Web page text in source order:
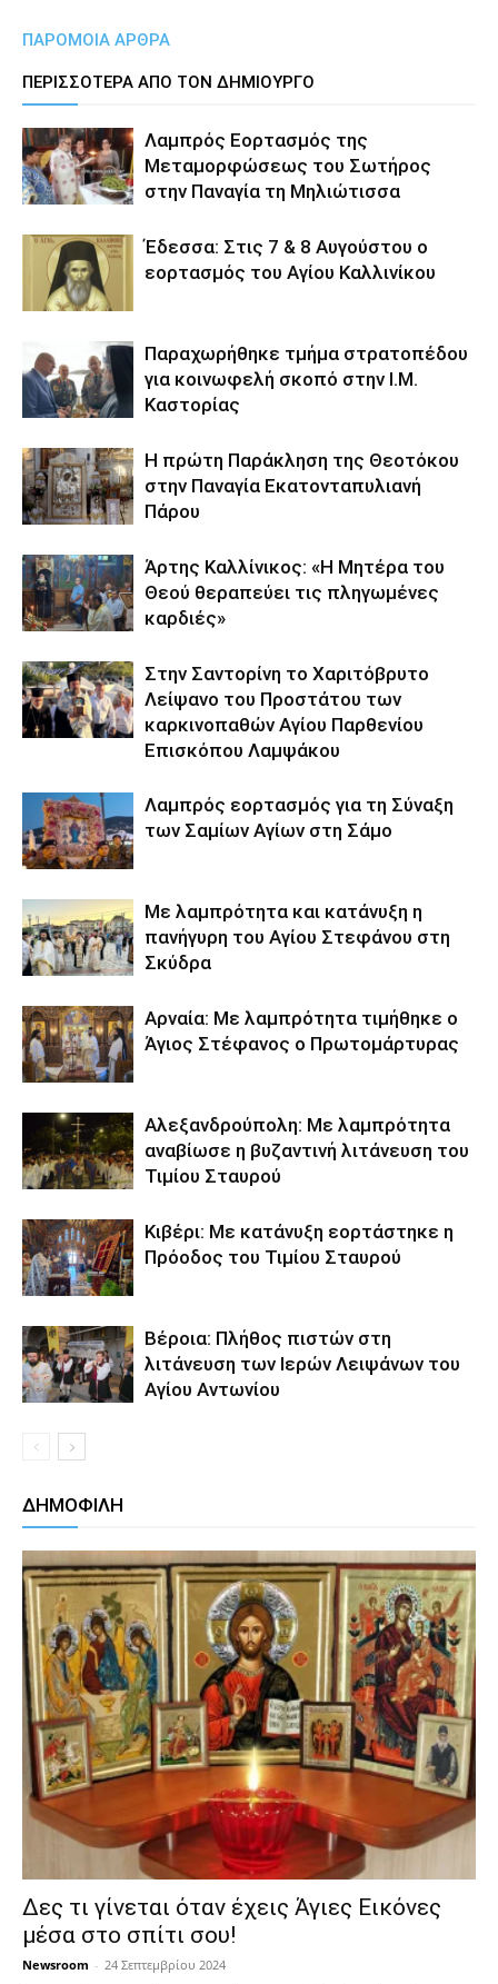
ΠΑΡΟΜΟΙΑ ΑΡΘΡΑ
ΠΕΡΙΣΣΟΤΕΡΑ ΑΠΟ ΤΟΝ ΔΗΜΙΟΥΡΓΟ
Λαμπρός Εορτασμός της
Μεταμορφώσεως του Σωτήρος
στην Παναγία τη Μηλιώτισσα
Έδεσσα: Στις 7 & 8 Αυγούστου ο
εορτασμός του Αγίου Καλλινίκου
Παραχωρήθηκε τμήμα στρατοπέδου
για κοινωφελή σκοπό στην Ι.Μ.
Καστορίας
Η πρώτη Παράκληση της Θεοτόκου
στην Παναγία Εκατονταπυλιανή
Πάρου
Άρτης Καλλίνικος: «Η Μητέρα του
Θεού θεραπεύει τις πληγωμένες
καρδιές»
Στην Σαντορίνη το Χαριτόβρυτο
Λείψανο του Προστάτου των
καρκινοπαθών Αγίου Παρθενίου
Επισκόπου Λαμψάκου
Λαμπρός εορτασμός για τη Σύναξη
των Σαμίων Αγίων στη Σάμο
Με λαμπρότητα και κατάνυξη η
πανήγυρη του Αγίου Στεφάνου στη
Σκύδρα
Αρναία: Με λαμπρότητα τιμήθηκε ο
Άγιος Στέφανος ο Πρωτομάρτυρας
Αλεξανδρούπολη: Με λαμπρότητα
αναβίωσε η βυζαντινή λιτάνευση του
Τιμίου Σταυρού
Κιβέρι: Με κατάνυξη εορτάστηκε η
Πρόοδος του Τιμίου Σταυρού
Βέροια: Πλήθος πιστών στη
λιτάνευση των Ιερών Λειψάνων του
Αγίου Αντωνίου
ΔΗΜΟΦΙΛΗ
Δες τι γίνεται όταν έχεις Άγιες Εικόνες
μέσα στο σπίτι σου!
Newsroom - 24 Σεπτεμβρίου 2024